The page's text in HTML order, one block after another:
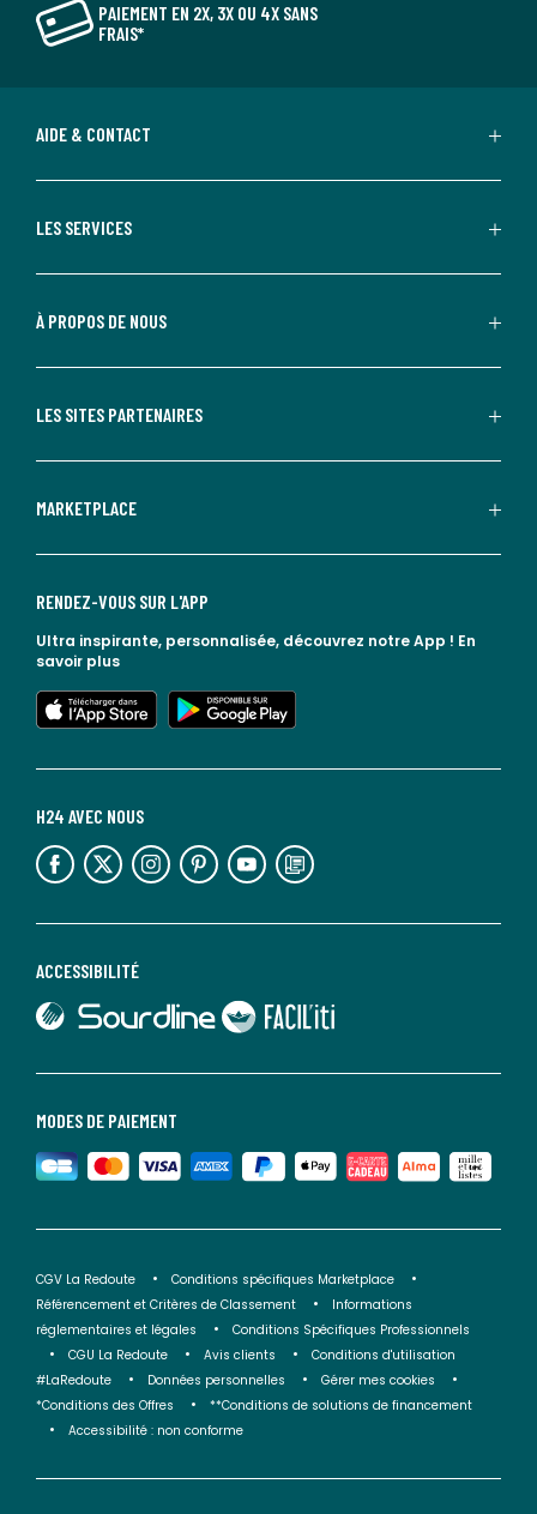
PAIEMENT EN 2X, 3X OU 4X SANS
FRAIS*
AIDE & CONTACT
LES SERVICES
À PROPOS DE NOUS
LES SITES PARTENAIRES
MARKETPLACE
MODES DE PAIEMENT
ACCESSIBILITÉ
lien vers Sourdline
lien vers Faciliti
H24 AVEC NOUS
lien vers l'espace réseaux sociaux lien vers l'espace réseaux sociaux lien vers l'espace réseaux sociaux lien vers l'espace réseaux sociaux lien vers l'espace réseaux sociaux lien vers le blog la redoute
RENDEZ-VOUS SUR L'APP
Ultra inspirante, personnalisée, découvrez notre App ! En
savoir plus
lien vers l'app store
lien vers google play
CGV La Redoute
Conditions spécifiques Marketplace
Référencement et Critères de Classement
Informations
réglementaires et légales
Conditions Spécifiques Professionnels
CGU La Redoute
Avis clients
Conditions d'utilisation
#LaRedoute
Données personnelles
Gérer mes cookies
*Conditions des Offres
**Conditions de solutions de financement
Accessibilité : non conforme